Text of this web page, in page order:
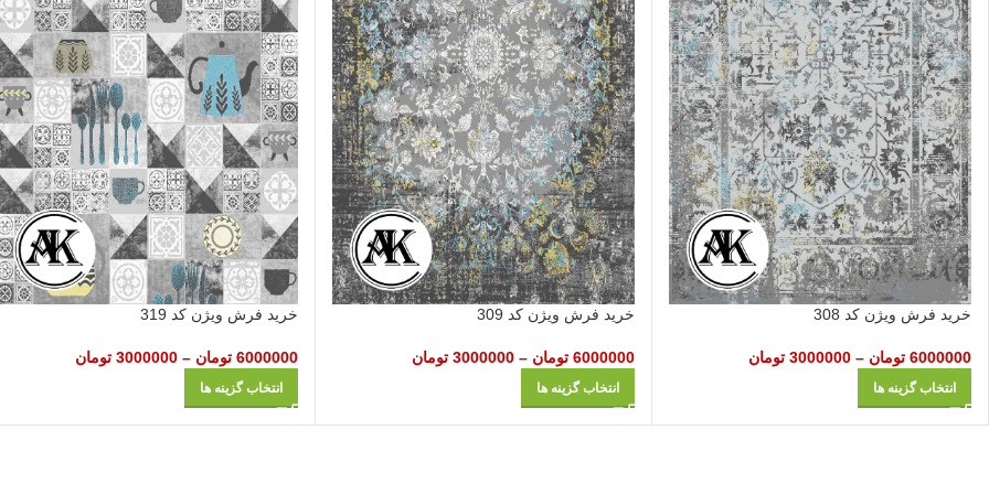
خرید فرش ویژن کد 308
6000000 تومان –
3000000 تومان
انتخاب گزینه ها
خرید فرش ویژن کد 309
6000000 تومان –
3000000 تومان
انتخاب گزینه ها
خرید فرش ویژن کد 319
6000000 تومان –
3000000 تومان
انتخاب گزینه ها